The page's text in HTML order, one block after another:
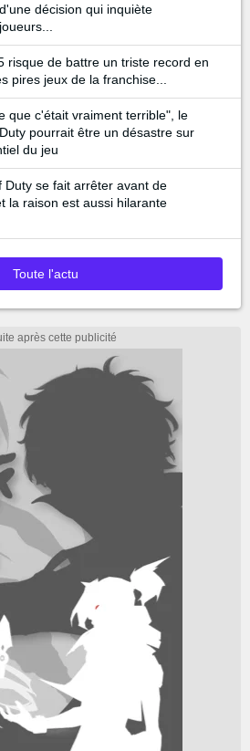
décision qui inquiète
risque de battre un triste record en
pires jeux de la franchise...
que c'était vraiment terrible", le
pourrait être un désastre sur
du jeu
Duty se fait arrêter avant de
la raison est aussi hilarante
Toute l'actu